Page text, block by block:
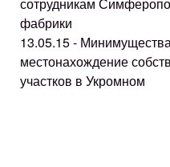
фабрики
13.05.15 -
местонахождение
участков в Укромном